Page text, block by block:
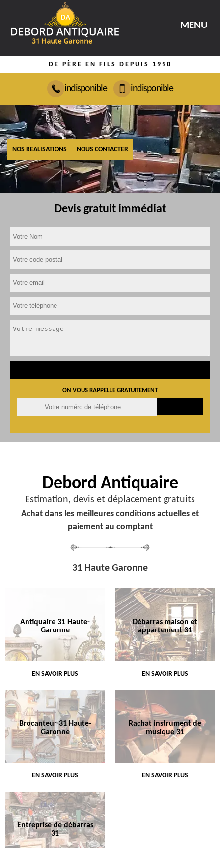
MENU
DE PÈRE EN FILS DEPUIS 1990
indisponible indisponible
NOS REALISATIONS NOUS CONTACTER
Devis gratuit immédiat
ON VOUS RAPPELLE GRATUITEMENT
Debord Antiquaire
Estimation, devis et déplacement gratuits
Achat dans les meilleures conditions actuelles et
paiement au comptant
31 Haute Garonne
Antiquaire 31 Haute-
Garonne
EN SAVOIR PLUS
Débarras maison et
appartement 31
EN SAVOIR PLUS
Brocanteur 31 Haute-
Garonne
EN SAVOIR PLUS
Rachat instrument de
musique 31
EN SAVOIR PLUS
Entreprise de débarras
31